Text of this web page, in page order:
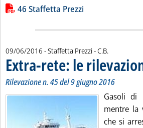
Lista allegati PDF alla notizia
46 Staffetta Prezzi
09/06/2016 - Staffetta Prezzi -di:
C.B.
Extra-rete: le
Rilevazione n. 45 del 9 giugno 2016
Gasoli di
mentre la
che si